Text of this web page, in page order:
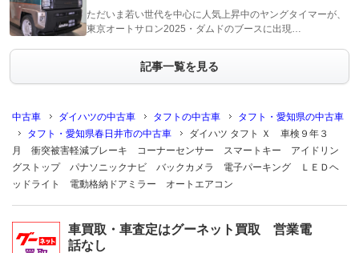
ただいま若い世代を中心に人気上昇中のヤングタイマーが、
東京オートサロン2025・ダムドのブースに出現…
記事一覧を見る
中古車 ダイハツの中古車 タフトの中古車
タフト・愛知県の中古車
タフト・愛知県春日井市の中古車
ダイハツ タフト Ｘ 車検９年３
月 衝突被害軽減ブレーキ コーナーセンサー スマートキー アイドリン
グストップ パナソニックナビ バックカメラ 電子パーキング ＬＥＤヘ
ッドライト 電動格納ドアミラー オートエアコン
車買取・車査定はグーネット買取 営業電
話なし